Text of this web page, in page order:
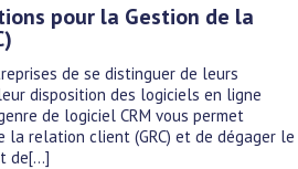
pour la Gestion de la
de se distinguer de leurs
disposition des logiciels en ligne
de logiciel CRM vous permet
la relation client (GRC) et de dégager le
de[...]